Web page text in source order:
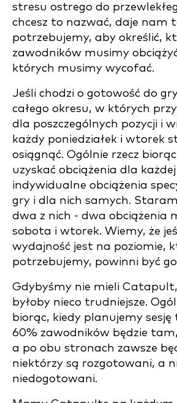
stresu ostrego do
chcesz to nazwać, daje nam
potrzebujemy, aby określić,
zawodników musimy
których musimy wycofać.
Jeśli chodzi o gotowość do
całego okresu, w których
dla poszczególnych pozycji i
każdy poniedziałek i wtorek
osiągnąć. Ogólnie rzecz
uzyskać obciążenia dla
indywidualne obciążenia
gry i dla nich samych.
dwa z nich - dwa obciążenia
sobota i wtorek. Wiemy, że
wydajność jest na poziomie,
potrzebujemy, powinni być
Gdybyśmy nie mieli
byłoby nieco trudniejsze.
biorąc, kiedy planujemy
60% zawodników będzie
a po obu stronach zawsze
niektórzy są rozgotowani, a
niedogotowani.